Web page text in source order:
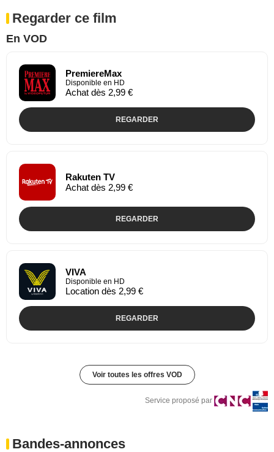
Regarder ce film
En VOD
PremiereMax
Disponible en HD
Achat dès 2,99 €
REGARDER
Rakuten TV
Achat dès 2,99 €
REGARDER
VIVA
Disponible en HD
Location dès 2,99 €
REGARDER
Voir toutes les offres VOD
Service proposé par
Bandes-annonces